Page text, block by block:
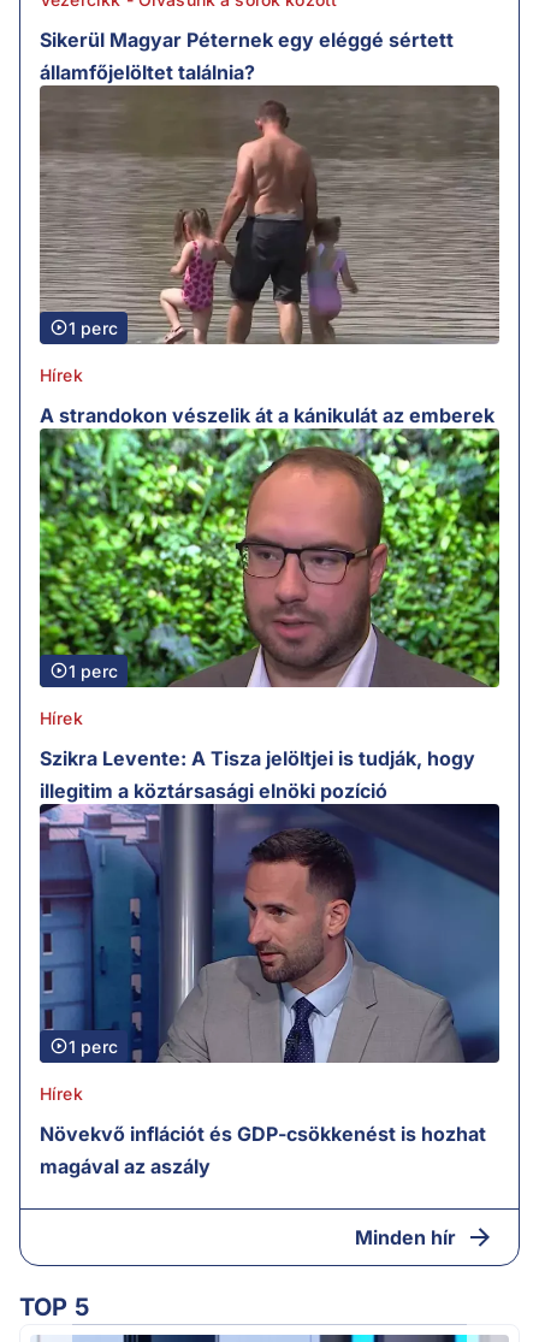
Sikerül Magyar Péternek egy eléggé sértett
államfőjelöltet találnia?
1 perc
Hírek
A strandokon vészelik át a kánikulát az emberek
1 perc
Hírek
Szikra Levente: A Tisza jelöltjei is tudják, hogy
illegitim a köztársasági elnöki pozíció
1 perc
Hírek
Növekvő inflációt és GDP-csökkenést is hozhat
magával az aszály
Minden hír
TOP 5